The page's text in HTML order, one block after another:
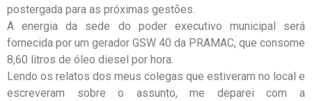
postergada para as próximas gestões.
A energia da sede do poder executivo municipal será
fornecida por um gerador GSW 40 da PRAMAC, que consome
8,60 litros de óleo diesel por hora.
Lendo os relatos dos meus colegas que estiveram no local e
escreveram sobre o assunto, me deparei com a